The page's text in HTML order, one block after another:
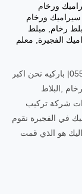
ورخام
ورخام
رخام
مبلط
الفجيرة
معلم
شركة تركيب سيراميك في الفجيرة |0557821580| باركيه نحن اكبر
,البلاط
شركة تركيب
في الفجيرة نقوم
اليك هو الذي قمت